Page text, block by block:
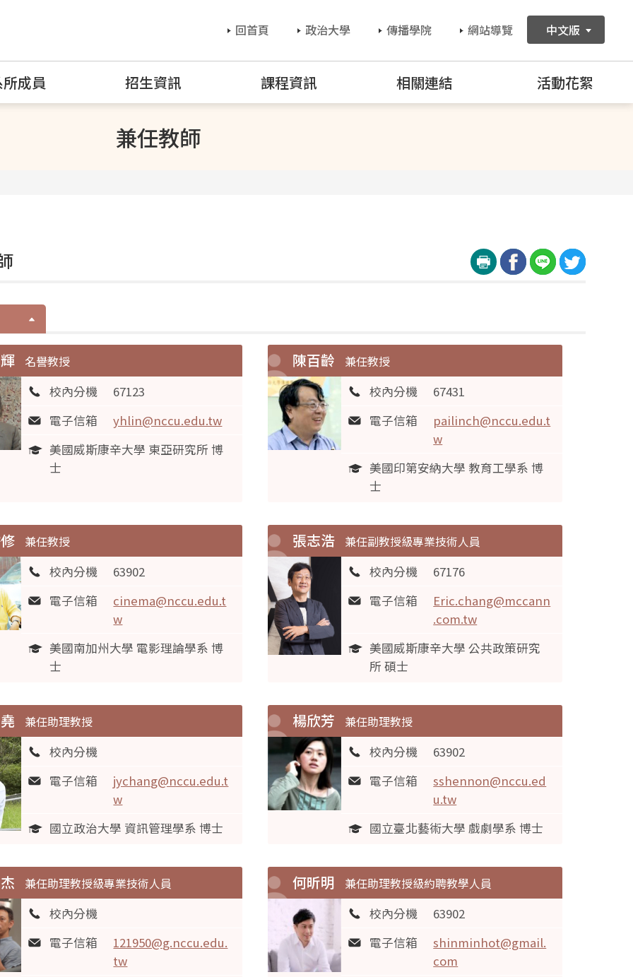
回首頁 政治大學 傳播學院 網站導覽 中文版
成員 招生資訊 課程資訊 相關連結 活動花絮
兼任教師
名譽教授
校內分機
67123
電子信箱
yhlin@nccu.edu.tw
美國威斯康辛大學 東亞研究所 博
士
陳百齡 兼任教授
校內分機
67431
電子信箱
pailinch@nccu.edu.t
w
美國印第安納大學 教育工學系 博
士
兼任教授
校內分機
63902
電子信箱
cinema@nccu.edu.t
w
美國南加州大學 電影理論學系 博
士
張志浩 兼任副教授級專業技術人員
校內分機
67176
電子信箱
Eric.chang@mccann
.com.tw
美國威斯康辛大學 公共政策研究
所 碩士
兼任助理教授
校內分機
電子信箱
jychang@nccu.edu.t
w
國立政治大學 資訊管理學系 博士
楊欣芳 兼任助理教授
校內分機
63902
電子信箱
sshennon@nccu.ed
u.tw
國立臺北藝術大學 戲劇學系 博士
兼任助理教授級專業技術人員
校內分機
電子信箱
121950@g.nccu.edu.
tw
何昕明 兼任助理教授級約聘教學人員
校內分機
63902
電子信箱
shinminhot@gmail.
com